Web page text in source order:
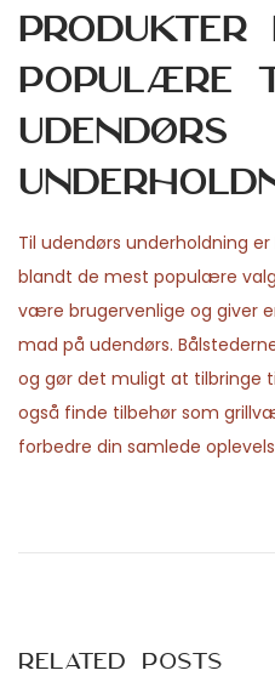
produkter
populære
udendørs
Til udendørs underholdning
blandt de mest populære
være brugervenlige og giver
mad på udendørs.
og gør det muligt at tilbringe
også finde tilbehør som
forbedre din samlede
s
o
iRelated Posts